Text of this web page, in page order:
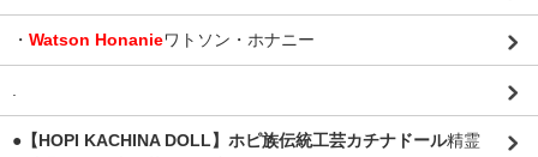
・ Watson Honanieワトソン・ホナニー
●【HOPI KACHINA DOLL】ホピ族伝統工芸カチナドール精霊